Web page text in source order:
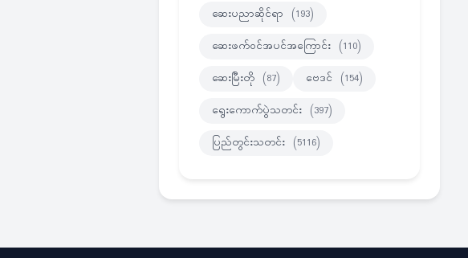
ဆေးပညာဆိုင်ရာ (193)
ဆေးဖက်ဝင်အပင်အကြောင်း (110)
ဆေးမြီးတို (87) ဗေဒင် (154)
ရွေးကောက်ပွဲသတင်း (397)
ပြည်တွင်းသတင်း (5116)